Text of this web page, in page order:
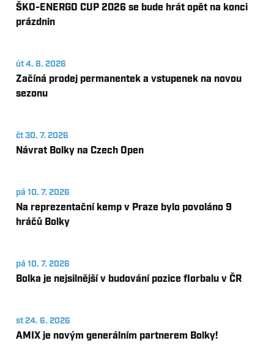
ŠKO-ENERGO CUP 2026 se bude hrát opět na konci
prázdnin
út 4. 8. 2026
Začíná prodej permanentek a vstupenek na novou
sezonu
čt 30. 7. 2026
Návrat Bolky na Czech Open
pá 10. 7. 2026
Na reprezentační kemp v Praze bylo povoláno 9
hráčů Bolky
pá 10. 7. 2026
Bolka je nejsilnější v budování pozice florbalu v ČR
st 24. 6. 2026
AMIX je novým generálním partnerem Bolky!